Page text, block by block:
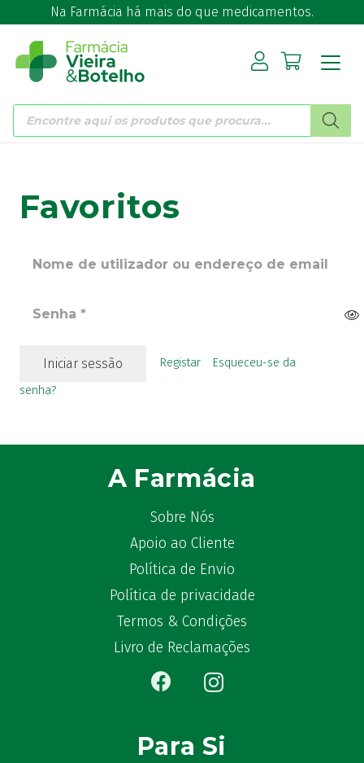
Na Farmácia há mais do que medicamentos.
Products
search
Favoritos
Iniciar sessão Registar Esqueceu-se da
senha?
A Farmácia
Sobre Nós
Apoio ao Cliente
Política de Envio
Política de privacidade
Termos & Condições
Livro de Reclamações
Para Si